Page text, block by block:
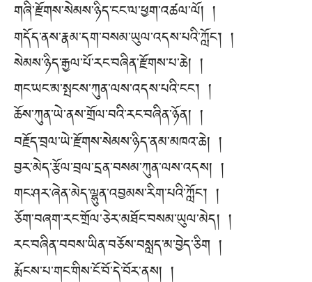
གཞི་རྫོགས་སེམས་ཉིད་ངང་ལ་ཕྱག་འཚལ་ལོ། །
གདོད་ནས་རྣམ་དག་བསམ་ཡུལ་འདས་པའི་ཀློང༌། །
སེམས་ཉིད་རྒྱལ་པོ་རང་བཞིན་རྫོགས་པ་ཆེ། །
གང་ཡང་མ་སྤངས་ཀུན་ལས་འདས་པའི་ངང༌། །
ཆོས་ཀུན་ཡེ་ནས་གྲོལ་བའི་རང་བཞིན་ཉོན། །
བརྗོད་བྲལ་ཡེ་རྫོགས་སེམས་ཉིད་ནམ་མཁའ་ཆེ། །
བྱར་མེད་རྩོལ་བྲལ་དྲན་བསམ་ཀུན་ལས་འདས། །
གང་ཤར་ཞེན་མེད་ལྷུན་འབྱམས་རིག་པའི་ཀློང༌། །
ཅོག་བཞག་རང་གྲོལ་ཅེར་མཐོང་བསམ་ཡུལ་མེད། །
རང་བཞིན་བབས་ཡིན་བཅོས་བསླད་མ་བྱེད་ཅིག །
རྨོངས་པ་གང་གིས་ངོ་བོ་དེ་བོར་ནས། །